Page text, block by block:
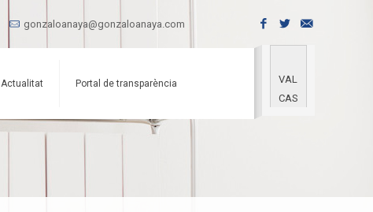
gonzaloanaya@gonzaloanaya.com
Actualitat Portal de transparència
VAL
CAS